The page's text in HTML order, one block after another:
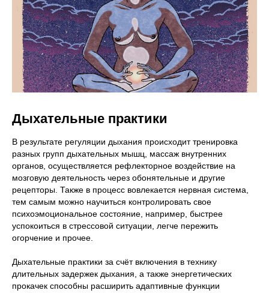
Дыхательные практики
В результате регуляции дыхания происходит тренировка
разных групп дыхательных мышц, массаж внутренних
органов, осуществляется рефлекторное воздействие на
мозговую деятельность через обонятельные и другие
рецепторы. Также в процесс вовлекается нервная система,
тем самым можно научиться контролировать свое
психоэмоциональное состояние, например, быстрее
успокоиться в стрессовой ситуации, легче пережить
огорчение и прочее.
Дыхательные практики за счёт включения в технику
длительных задержек дыхания, а также энергетических
прокачек способны расширить адаптивные функции